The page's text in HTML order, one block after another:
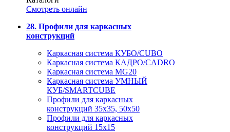
Смотреть онлайн
28. Профили для каркасных
конструкций
Каркасная система КУБО/CUBO
Каркасная система КАДРО/CADRO
Каркасная система MG20
Каркасная система УМНЫЙ
КУБ/SMARTCUBE
Профили для каркасных
конструкций 35x35, 50x50
Профили для каркасных
конструкций 15х15